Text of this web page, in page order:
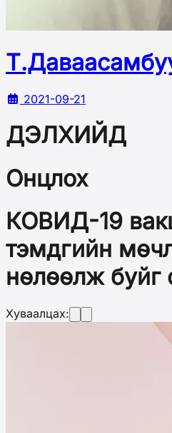
2021-09-21
ДЭЛХИЙД
Онцлох
КОВИД-19
тэмдгийн
нөлөөлж буйг
Хуваалцах: